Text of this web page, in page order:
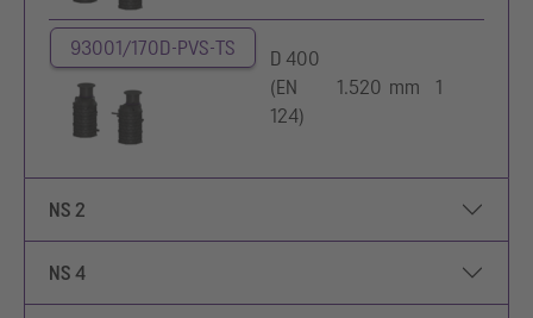
93001/170D-PVS-TS
D 400
(EN
124)
1.520 mm 1
NS 2
NS 4